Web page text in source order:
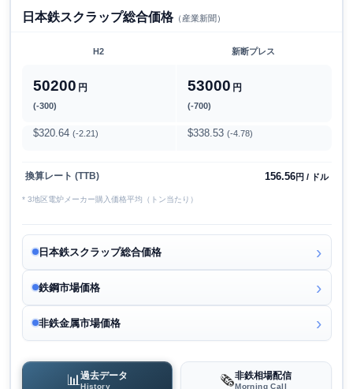
日本鉄スクラップ総合価格（産業新聞）
H2 新断プレス
50200 円
(-300)
53000 円
(-700)
$320.64 (-2.21) $338.53 (-4.78)
換算レート (TTB) 156.56円 / ドル
* 3地区電炉メーカー購入価格平均（トン当たり）
日本鉄スクラップ総合価格
鉄鋼市場価格
非鉄金属市場価格
📊過去データ
History 🗞️非鉄相場配信
Morning Call